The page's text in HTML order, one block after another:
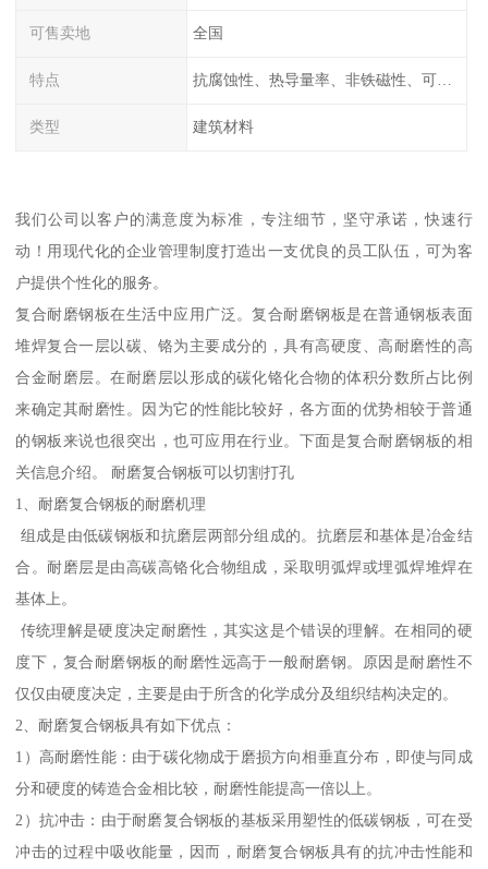
可售卖地 全国
特点 抗腐蚀性、热导量率、非铁磁性、可加工性、可成形性、回收性
类型 建筑材料
我们公司以客户的满意度为标准，专注细节，坚守承诺，快速行
动！用现代化的企业管理制度打造出一支优良的员工队伍，可为客
户提供个性化的服务。
复合耐磨钢板在生活中应用广泛。复合耐磨钢板是在普通钢板表面
堆焊复合一层以碳、铬为主要成分的，具有高硬度、高耐磨性的高
合金耐磨层。在耐磨层以形成的碳化铬化合物的体积分数所占比例
来确定其耐磨性。因为它的性能比较好，各方面的优势相较于普通
的钢板来说也很突出，也可应用在行业。下面是复合耐磨钢板的相
关信息介绍。 耐磨复合钢板可以切割打孔
1、耐磨复合钢板的耐磨机理
组成是由低碳钢板和抗磨层两部分组成的。抗磨层和基体是冶金结
合。耐磨层是由高碳高铬化合物组成，采取明弧焊或埋弧焊堆焊在
基体上。
传统理解是硬度决定耐磨性，其实这是个错误的理解。在相同的硬
度下，复合耐磨钢板的耐磨性远高于一般耐磨钢。原因是耐磨性不
仅仅由硬度决定，主要是由于所含的化学成分及组织结构决定的。
2、耐磨复合钢板具有如下优点：
1）高耐磨性能：由于碳化物成于磨损方向相垂直分布，即使与同成
分和硬度的铸造合金相比较，耐磨性能提高一倍以上。
2）抗冲击：由于耐磨复合钢板的基板采用塑性的低碳钢板，可在受
冲击的过程中吸收能量，因而，耐磨复合钢板具有的抗冲击性能和